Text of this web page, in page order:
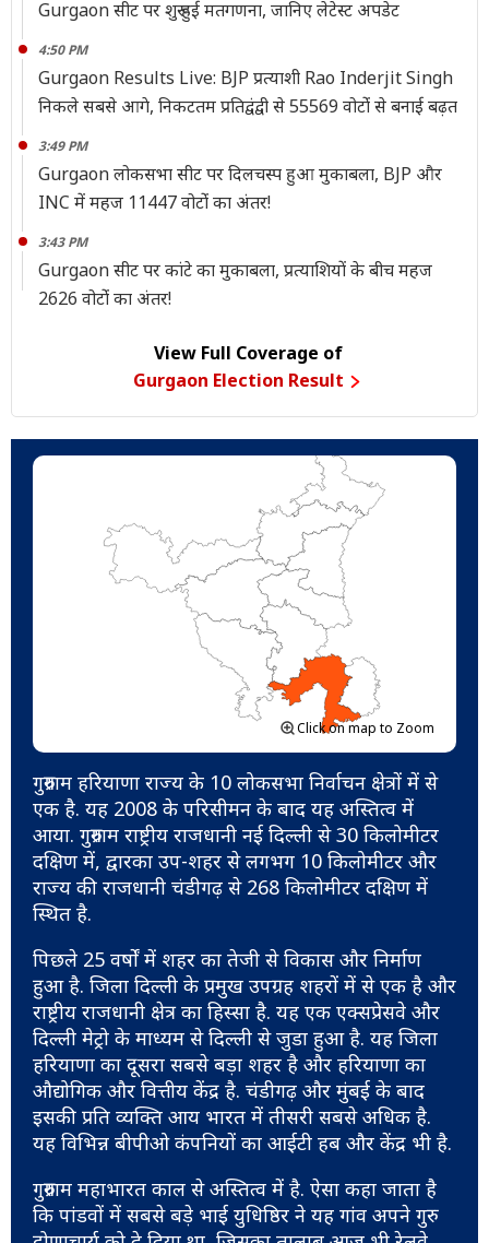
Gurgaon सीट पर शुरू हुई मतगणना, जानिए लेटेस्ट अपडेट
4:50 PM
Gurgaon Results Live: BJP प्रत्याशी Rao Inderjit Singh
निकले सबसे आगे, निकटतम प्रतिद्वंद्वी से 55569 वोटोंं से बनाई बढ़त
3:49 PM
Gurgaon लोकसभा सीट पर दिलचस्प हुआ मुकाबला, BJP और
INC में महज 11447 वोटोंं का अंतर!
3:43 PM
Gurgaon सीट पर कांटे का मुकाबला, प्रत्याशियों के बीच महज
2626 वोटोंं का अंतर!
View Full Coverage of
Gurgaon Election Result
Click on map to Zoom
गुरुग्राम हरियाणा राज्य के 10 लोकसभा निर्वाचन क्षेत्रों में से
एक है. यह 2008 के परिसीमन के बाद यह अस्तित्व में
आया. गुरुग्राम राष्ट्रीय राजधानी नई दिल्ली से 30 किलोमीटर
दक्षिण में, द्वारका उप-शहर से लगभग 10 किलोमीटर और
राज्य की राजधानी चंडीगढ़ से 268 किलोमीटर दक्षिण में
स्थित है.
पिछले 25 वर्षों में शहर का तेजी से विकास और निर्माण
हुआ है. जिला दिल्ली के प्रमुख उपग्रह शहरों में से एक है और
राष्ट्रीय राजधानी क्षेत्र का हिस्सा है. यह एक एक्सप्रेसवे और
दिल्ली मेट्रो के माध्यम से दिल्ली से जुडा हुआ है. यह जिला
हरियाणा का दूसरा सबसे बड़ा शहर है और हरियाणा का
औद्योगिक और वित्तीय केंद्र है. चंडीगढ़ और मुंबई के बाद
इसकी प्रति व्यक्ति आय भारत में तीसरी सबसे अधिक है.
यह विभिन्न बीपीओ कंपनियों का आईटी हब और केंद्र भी है.
गुरुग्राम महाभारत काल से अस्तित्व में है. ऐसा कहा जाता है
कि पांडवों में सबसे बड़े भाई युधिष्ठिर ने यह गांव अपने गुरु